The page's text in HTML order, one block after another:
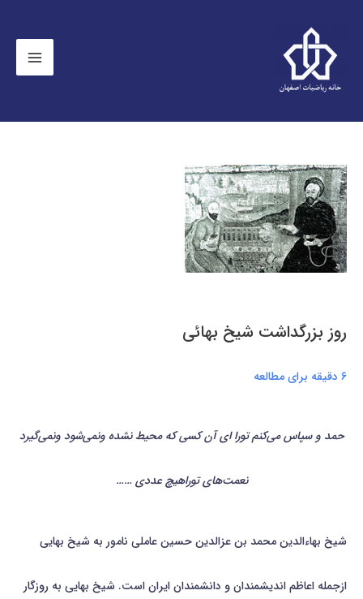
روز بزرگداشت شيخ بهائی
۶ دقیقه برای مطالعه
حمد و سپاس می‌کنم تورا ای آن کسی که محیط نشده ونمی‌شود ونمی‌گیرد
نعمت‌های توراهیچ عددی ……
شیخ بهاءالدین محمد بن عزالدین حسین عاملی نامور به شیخ بهایی
ازجمله اعاظم اندیشمندان و دانشمندان ایران است. شیخ بهایی به روزگار